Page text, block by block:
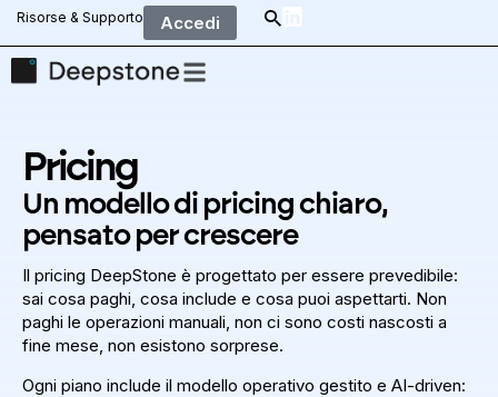
Risorse & Supporto Accedi
Pricing
Un modello di pricing chiaro,
pensato per crescere
Il pricing DeepStone è progettato per essere prevedibile:
sai cosa paghi, cosa include e cosa puoi aspettarti. Non
paghi le operazioni manuali, non ci sono costi nascosti a
fine mese, non esistono sorprese.
Ogni piano include il modello operativo gestito e AI-driven: